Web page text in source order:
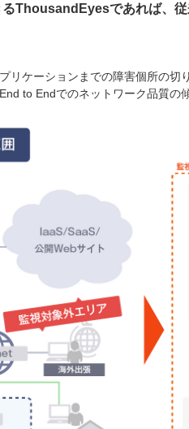
ThousandEyesであれば、
リケーションまでの障害個所の切
to Endでのネットワーク品質の